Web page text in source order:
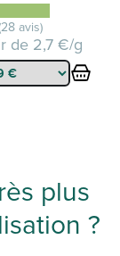
avis)
de 2,7 €/g
plus
?